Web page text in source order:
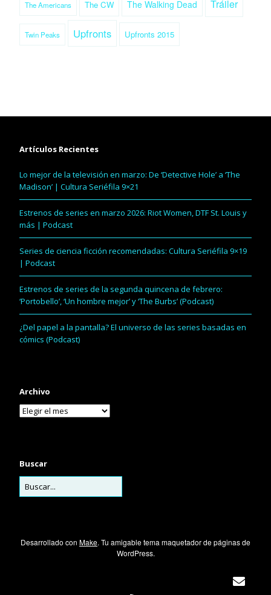
The Americans The CW The Walking Dead Tráiler
Twin Peaks Upfronts Upfronts 2015
Artículos Recientes
Lo mejor de la televisión en marzo: De ‘Detective Hole’ a ‘The
Madison’ | Cultura Seriéfila 9×21
Estrenos de series en marzo 2026: Riot Women, DTF St. Louis y
más | Podcast
Series de ciencia ficción recomendadas: Cultura Seriéfila 9×19
| Podcast
Estrenos de series de la segunda quincena de febrero:
‘Portobello’, ‘Un hombre mejor’ y ‘The Burbs’ (Podcast)
¿Del papel a la pantalla? El universo de las series basadas en
cómics (Podcast)
Archivo
Buscar
Desarrollado con Make. Tu amigable tema maquetador de páginas de
WordPress.